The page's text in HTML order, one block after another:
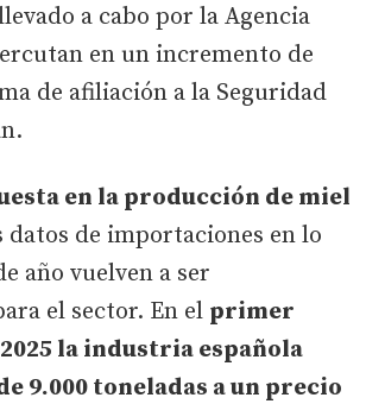
a cabo por la Agencia
en un incremento de
de afiliación a la Seguridad
en la producción de miel
datos de importaciones en lo
año vuelven a ser
el sector. En el primer
la industria española
9.000 toneladas a un precio